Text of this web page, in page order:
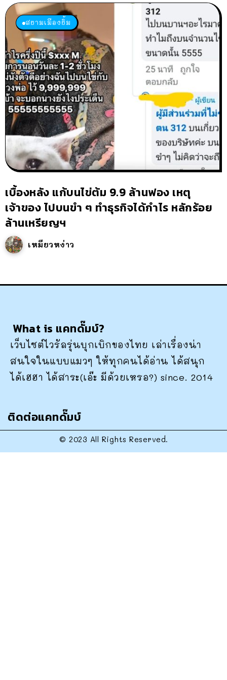
สยามเมืองยิ้ม
เบื้องหลัง แก้บนไข่ต้ม 9.9 ล้านฟอง เหตุ
เจ้าของ ไปบนขำ ๆ ทำธุรกิจได้กำไร หลักร้อย
ล้านเหรียญฯ
เหมียวหง่าว
What is แคทดั๊มบ์?
เว็บไซต์ไวรัลรุ่นบุกเบิกของไทย เล่าเรื่องน่า
สนใจในแบบแมวๆ ให้ทุกคนได้อ่าน ได้สนุก
ได้เฮฮา ได้สาระ(เอ๊ะ มีด้วยเหรอ?) since. 2014
ติดต่อแคทดั๊มบ์
© 2023 All Rights Reserved.